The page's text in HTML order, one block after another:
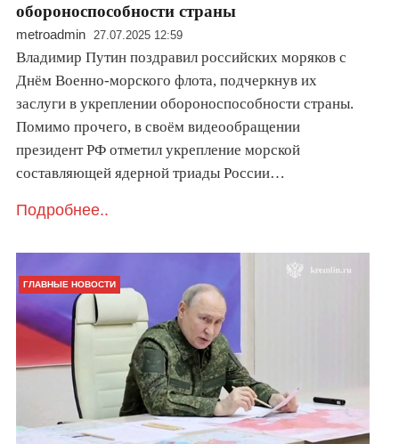
обороноспособности страны
metroadmin 27.07.2025 12:59
Владимир Путин поздравил российских моряков с
Днём Военно-морского флота, подчеркнув их
заслуги в укреплении обороноспособности страны.
Помимо прочего, в своём видеообращении
президент РФ отметил укрепление морской
составляющей ядерной триады России…
Подробнее..
ГЛАВНЫЕ НОВОСТИ